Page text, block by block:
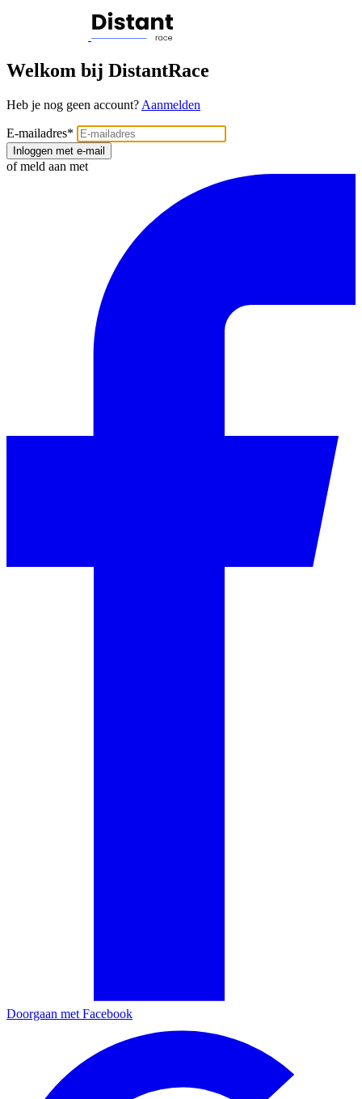
Welkom bij DistantRace
Heb je nog geen account? Aanmelden
E-mailadres*
Inloggen met e-mail
of meld aan met
Doorgaan met Facebook